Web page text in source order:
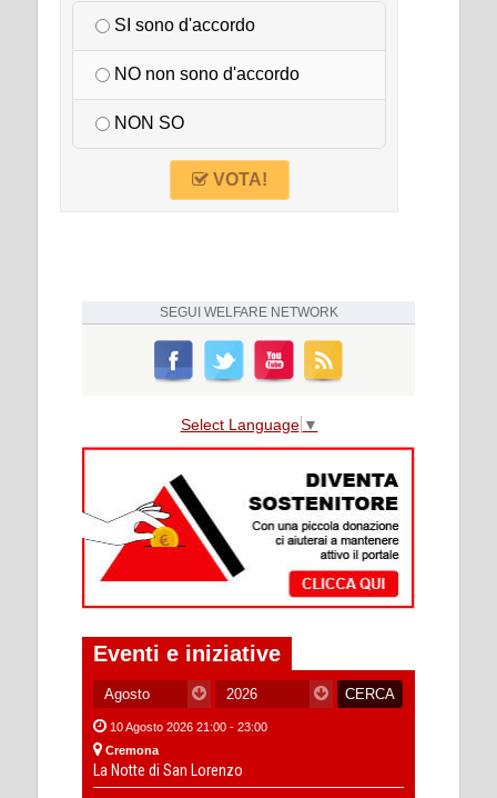
SI sono d'accordo
NO non sono d'accordo
NON SO
VOTA!
SEGUI WELFARE NETWORK
Select Language ▼
Eventi e iniziative
10 Agosto 2026 21:00 - 23:00
Cremona
La Notte di San Lorenzo